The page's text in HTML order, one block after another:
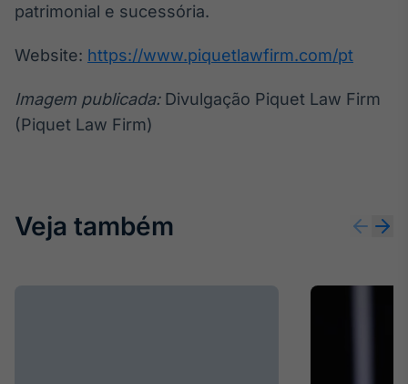
patrimonial e sucessória.
Website: https://www.piquetlawfirm.com/pt
Imagem publicada:Divulgação Piquet Law Firm
(Piquet Law Firm)
Veja também